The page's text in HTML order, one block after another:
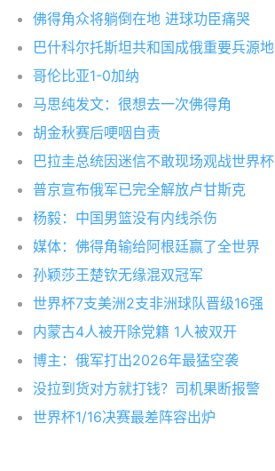
佛得角众将躺倒在地 进球功臣痛哭
巴什科尔托斯坦共和国成俄重要兵源地
哥伦比亚1-0加纳
马思纯发文：很想去一次佛得角
胡金秋赛后哽咽自责
巴拉圭总统因迷信不敢现场观战世界杯
普京宣布俄军已完全解放卢甘斯克
杨毅：中国男篮没有内线杀伤
媒体：佛得角输给阿根廷赢了全世界
孙颖莎王楚钦无缘混双冠军
世界杯7支美洲2支非洲球队晋级16强
内蒙古4人被开除党籍 1人被双开
博主：俄军打出2026年最猛空袭
没拉到货对方就打钱？司机果断报警
世界杯1/16决赛最差阵容出炉